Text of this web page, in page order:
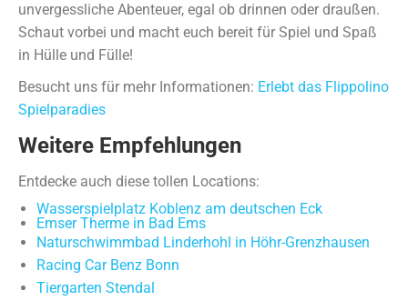
unvergessliche Abenteuer, egal ob drinnen oder draußen.
Schaut vorbei und macht euch bereit für Spiel und Spaß
in Hülle und Fülle!
Besucht uns für mehr Informationen: Erlebt das Flippolino
Spielparadies
Weitere Empfehlungen
Entdecke auch diese tollen Locations:
Wasserspielplatz Koblenz am deutschen Eck
Emser Therme in Bad Ems
Naturschwimmbad Linderhohl in Höhr-Grenzhausen
Racing Car Benz Bonn
Tiergarten Stendal